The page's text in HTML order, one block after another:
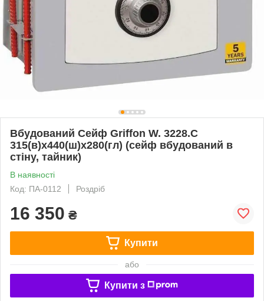
Вбудований Сейф Griffon W. 3228.C
315(в)х440(ш)х280(гл) (сейф вбудований в
стіну, тайник)
В наявності
Код: ПА-0112
Роздріб
16 350 ₴
Купити
або
Купити з